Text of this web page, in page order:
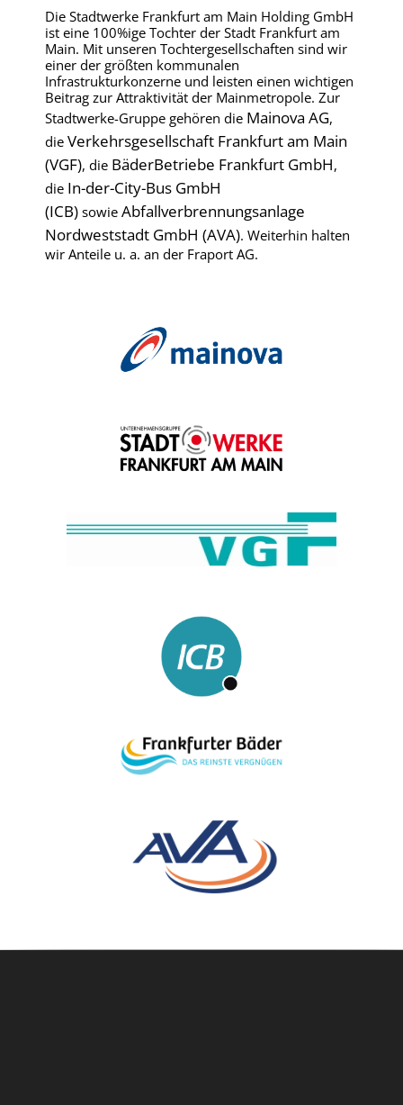
Die Stadtwerke Frankfurt am Main Holding GmbH
ist eine 100%ige Tochter der Stadt Frankfurt am
Main. Mit unseren Tochtergesellschaften sind wir
einer der größten kommunalen
Infrastrukturkonzerne und leisten einen wichtigen
Beitrag zur Attraktivität der Mainmetropole. Zur
Stadtwerke-Gruppe gehören die Mainova AG,
dieVerkehrsgesellschaft Frankfurt am Main
(VGF), die BäderBetriebe Frankfurt GmbH,
die In-der-City-Bus GmbH
(ICB)sowieAbfallverbrennungsanlage
Nordweststadt GmbH (AVA). Weiterhin halten
wir Anteile u. a. an der Fraport AG.